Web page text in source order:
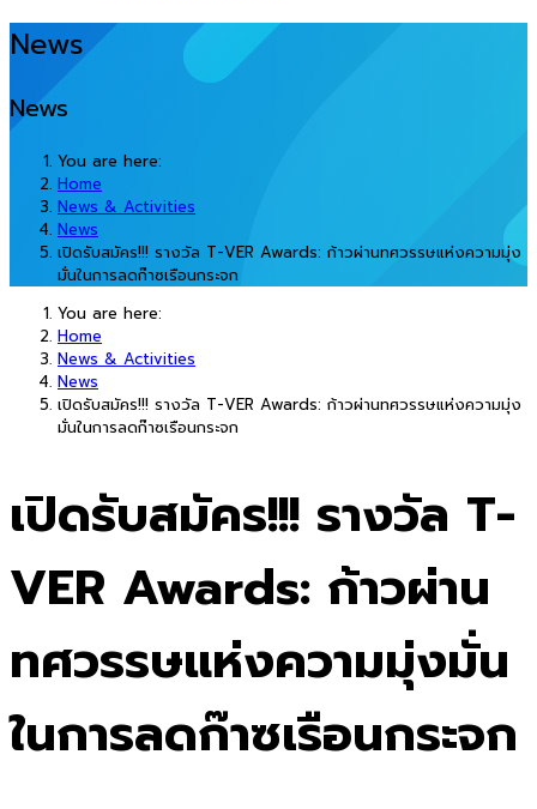
News
News
You are here:
Home
News & Activities
News
เปิดรับสมัคร!!! รางวัล T-VER Awards: ก้าวผ่านทศวรรษแห่งความมุ่ง
มั่นในการลดก๊าซเรือนกระจก
You are here:
Home
News & Activities
News
เปิดรับสมัคร!!! รางวัล T-VER Awards: ก้าวผ่านทศวรรษแห่งความมุ่ง
มั่นในการลดก๊าซเรือนกระจก
เปิดรับสมัคร!!! รางวัล T-
VER Awards: ก้าวผ่าน
ทศวรรษแห่งความมุ่งมั่น
ในการลดก๊าซเรือนกระจก